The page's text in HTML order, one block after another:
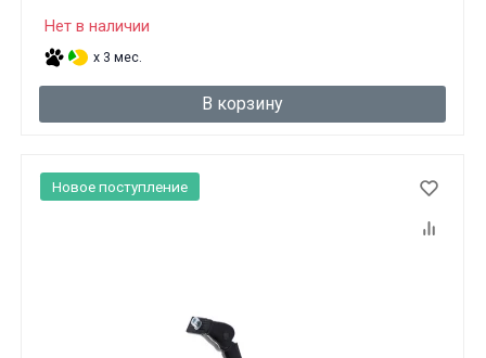
Нет в наличии
x 3 мес.
В корзину
Новое поступление